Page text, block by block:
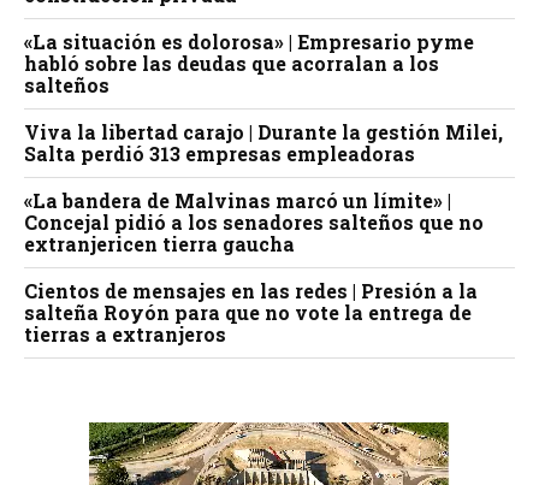
«La situación es dolorosa» | Empresario pyme
habló sobre las deudas que acorralan a los
salteños
Viva la libertad carajo | Durante la gestión Milei,
Salta perdió 313 empresas empleadoras
«La bandera de Malvinas marcó un límite» |
Concejal pidió a los senadores salteños que no
extranjericen tierra gaucha
Cientos de mensajes en las redes | Presión a la
salteña Royón para que no vote la entrega de
tierras a extranjeros